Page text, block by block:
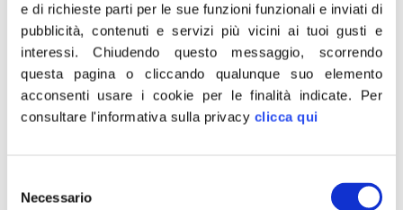
e di richieste parti per le sue funzioni funzionali e inviati di
pubblicità, contenuti e servizi più vicini ai tuoi gusti e
interessi.Chiudendo questo messaggio, scorrendo
questa pagina o cliccando qualunque suo elemento
acconsenti usare i cookie per le finalità indicate. Per
consultare l'informativa sulla privacy clicca qui
delNecessario
…LO STOP TOTALE DELL’ACCOGLIENZA. «Non